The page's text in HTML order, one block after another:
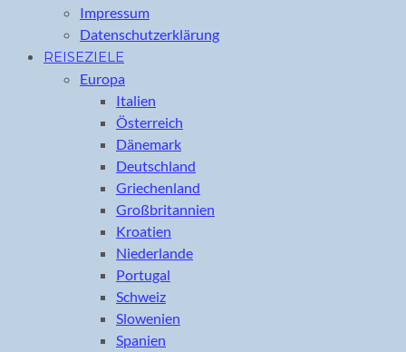
Impressum
Datenschutzerklärung
REISEZIELE
Europa
Italien
Österreich
Dänemark
Deutschland
Griechenland
Großbritannien
Kroatien
Niederlande
Portugal
Schweiz
Slowenien
Spanien